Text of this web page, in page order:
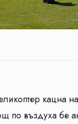
кацна
по въздуха бе